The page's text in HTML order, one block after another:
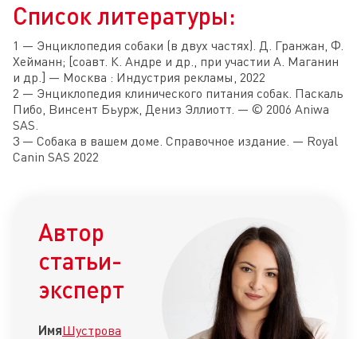
Список литературы:
1 — Энциклопедия cобаки (в двух частях). Д. Гранжан, Ф.
Хейманн; [соавт. К. Андре и др., при участии А. Маганин
и др.] — Москва : Индустрия рекламы, 2022
2 — Энциклопедия клинического питания собак. Пaскаль
Пибo, Bинсент Бьypж, Дениз Эллиoтт. — © 2006 Аniwa
SAS.
3 — Собака в вашем доме. Справочное издание. — Royal
Canin SAS 2022
Автор
статьи-
эксперт
ИмяШустрова